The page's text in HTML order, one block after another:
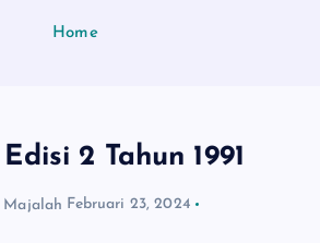
Home
2 Tahun 1991
Majalah Februari 23, 2024